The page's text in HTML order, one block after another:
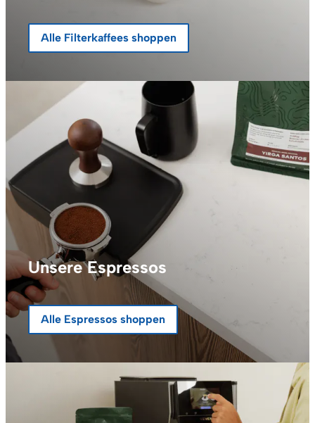
Alle Filterkaffees shoppen
Unsere Espressos
Alle Espressos shoppen